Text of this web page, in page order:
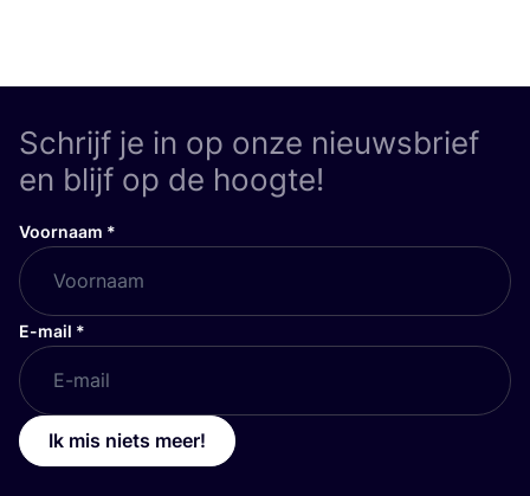
Schrijf je in op onze nieuwsbrief
en blijf op de hoogte!
Voornaam *
E-mail *
Ik mis niets meer!